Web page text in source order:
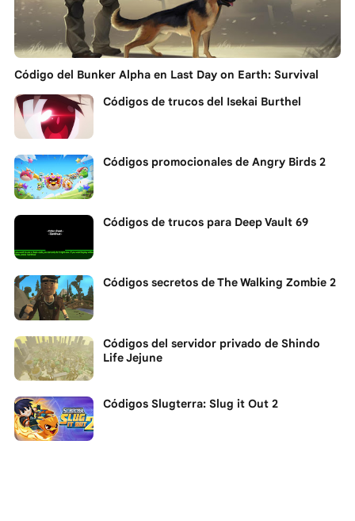
Código del Bunker Alpha en Last Day on Earth: Survival
Códigos de trucos del Isekai Burthel
Códigos promocionales de Angry Birds 2
Códigos de trucos para Deep Vault 69
Códigos secretos de The Walking Zombie 2
Códigos del servidor privado de Shindo
Life Jejune
Códigos Slugterra: Slug it Out 2